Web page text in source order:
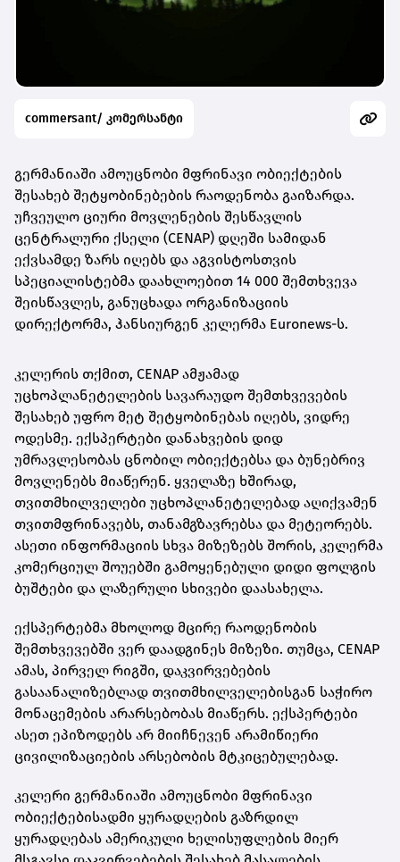
commersant/ კომერსანტი
გერმანიაში ამოუცნობი მფრინავი ობიექტების
შესახებ შეტყობინებების რაოდენობა გაიზარდა.
უჩვეულო ციური მოვლენების შესწავლის
ცენტრალური ქსელი (CENAP) დღეში სამიდან
ექვსამდე ზარს იღებს და აგვისტოსთვის
სპეციალისტებმა დაახლოებით 14 000 შემთხვევა
შეისწავლეს, განუცხადა ორგანიზაციის
დირექტორმა, ჰანსიურგენ კელერმა Euronews-ს.
კელერის თქმით, CENAP ამჟამად
უცხოპლანეტელების სავარაუდო შემთხვევების
შესახებ უფრო მეტ შეტყობინებას იღებს, ვიდრე
ოდესმე. ექსპერტები დანახვების დიდ
უმრავლესობას ცნობილ ობიექტებსა და ბუნებრივ
მოვლენებს მიაწერენ. ყველაზე ხშირად,
თვითმხილველები უცხოპლანეტელებად აღიქვამენ
თვითმფრინავებს, თანამგზავრებსა და მეტეორებს.
ასეთი ინფორმაციის სხვა მიზეზებს შორის, კელერმა
კომერციულ შოუებში გამოყენებული დიდი ფოლგის
ბუშტები და ლაზერული სხივები დაასახელა.
ექსპერტებმა მხოლოდ მცირე რაოდენობის
შემთხვევებში ვერ დაადგინეს მიზეზი. თუმცა, CENAP
ამას, პირველ რიგში, დაკვირვებების
გასაანალიზებლად თვითმხილველებისგან საჭირო
მონაცემების არარსებობას მიაწერს. ექსპერტები
ასეთ ეპიზოდებს არ მიიჩნევენ არამიწიერი
ცივილიზაციების არსებობის მტკიცებულებად.
კელერი გერმანიაში ამოუცნობი მფრინავი
ობიექტებისადმი ყურადღების გაზრდილ
ყურადღებას ამერიკული ხელისუფლების მიერ